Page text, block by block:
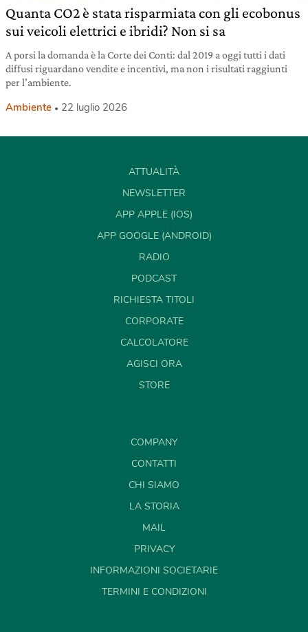
Quanta CO2 è stata risparmiata con gli ecobonus
sui veicoli elettrici e ibridi? Non si sa
A porsi la domanda è la Corte dei Conti: dal 2019 a oggi tutti i dati
diffusi riguardano vendite e incentivi, ma non i risultati raggiunti
per l’ambiente.
Ambiente 22 luglio 2026
ATTUALITÀ
NEWSLETTER
APP APPLE (IOS)
APP GOOGLE (ANDROID)
RADIO
PODCAST
RICHIESTA TITOLI
CORPORATE
CALCOLATORE
AGISCI ORA
STORE
COMPANY
CONTATTI
CHI SIAMO
LA STORIA
MAIL
PRIVACY
INFORMAZIONI SOCIETARIE
TERMINI E CONDIZIONI